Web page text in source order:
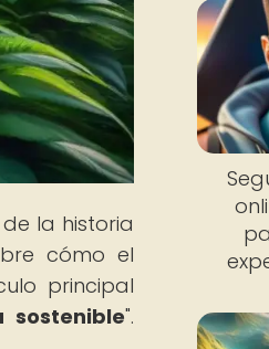
la historia
cómo el
principal
sostenible".